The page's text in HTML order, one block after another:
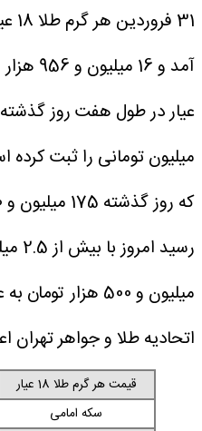
آمد و 16 میلیون و 956 هزار تومان قیمت خورد.
عیار در طول هفت روز
میلیون تومانی را ثبت کرده
میلیون و 500
اتحادیه طلا و جواهر تهران
قیمت هر گرم طلا 18 عیار
سکه امامی